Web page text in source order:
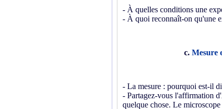
- À quelles conditions une
- À quoi reconnaît-on qu'une
c. Mesure
- La mesure : pourquoi est-il
- Partagez-vous l'affirmation
quelque chose. Le